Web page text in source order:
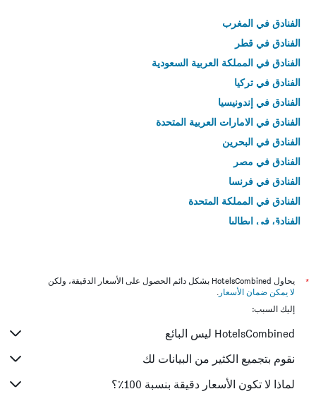
الفنادق في المغرب
الفنادق في قطر
الفنادق في المملكة العربية السعودية
الفنادق في تركيا
الفنادق في إندونيسيا
الفنادق في الامارات العربية المتحدة
الفنادق في البحرين
الفنادق في مصر
الفنادق في فرنسا
الفنادق في المملكة المتحدة
الفنادق في إيطاليا
*
يحاول HotelsCombined بشكل دائم الحصول على الأسعار الدقيقة، ولكن
لا يمكن ضمان الأسعار .
إليك السبب:
HotelsCombined ليس البائع
نقوم بتجميع الكثير من البيانات لك
لماذا لا تكون الأسعار دقيقة بنسبة 100٪؟